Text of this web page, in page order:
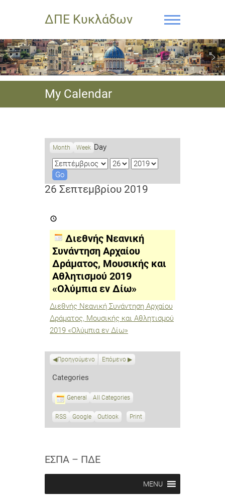
ΔΠΕ Κυκλάδων
My Calendar
Month Week Day
M
o
n
D
y
Y
a
26 Σεπτεμβρίου 2019
Νεανική
Αρχαίου
Δράματος,
Μουσικής
και
Αθλητισμού
2019
«Ολύμπια
Δίω»
Διεθνής Νεανική
Συνάντηση Αρχαίου
Δράματος, Μουσικής και
Αθλητισμού 2019
«Ολύμπια εν Δίω»
Διεθνής Νεανική Συνάντηση Αρχαίου
Δράματος, Μουσικής και Αθλητισμού
2019 «Ολύμπια εν Δίω»
Προηγούμενο Επόμενο
Categories
General All Categories
RSS
S
r
Google
S
r
Outlook Print
ΕΣΠΑ – ΠΔΕ
MENU